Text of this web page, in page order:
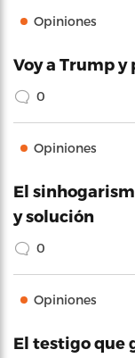
Opiniones
Voy a Trump y
0
Opiniones
El
y solución
0
Opiniones
El testigo que